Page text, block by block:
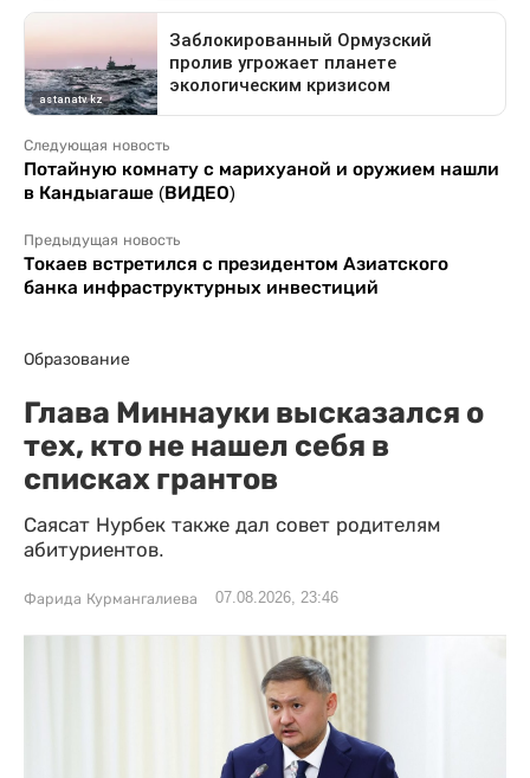
Следующая новость
Потайную комнату с марихуаной и оружием нашли
в Кандыагаше (ВИДЕО)
Предыдущая новость
Токаев встретился с президентом Азиатского
банка инфраструктурных инвестиций
Образование
Глава Миннауки высказался о
тех, кто не нашел себя в
списках грантов
Саясат Нурбек также дал совет родителям
абитуриентов.
Фарида Курмангалиева 07.08.2026, 23:46